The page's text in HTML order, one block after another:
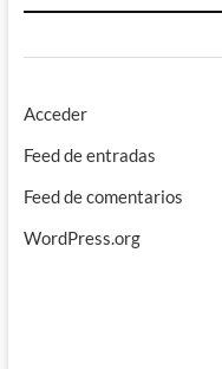
Acceder
Feed de entradas
Feed de comentarios
WordPress.org